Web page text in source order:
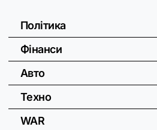
Політика
Фінанси
Авто
Техно
WAR